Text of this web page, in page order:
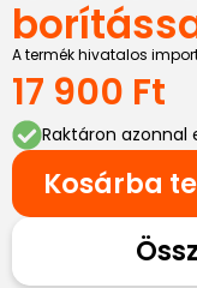
A termék hivatalos
17 900 Ft
Raktáron azonnal
Kosárba